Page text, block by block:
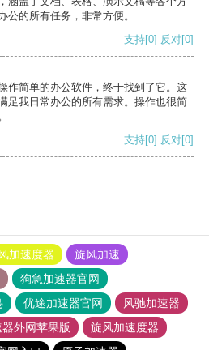
公的所有任务，非常方便。
支持[0] 反对[0]
作简单的办公软件，终于找到了它。这
足我日常办公的所有需求。操作也很简
支持[0] 反对[0]
加速度器
旋风加速
狗急加速器官网
优途加速器官网
风驰加速器
外网苹果版
旋风加速度器